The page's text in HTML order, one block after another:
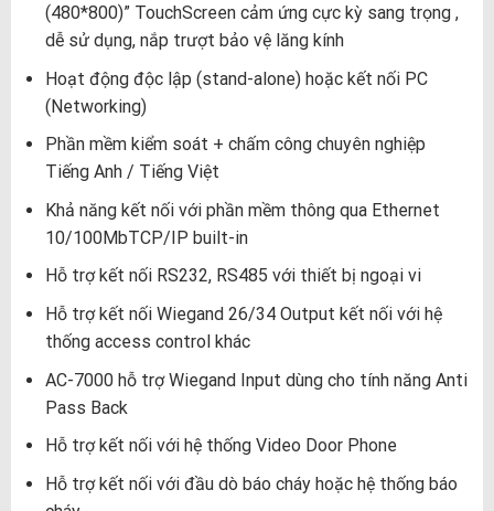
(480*800)” TouchScreen cảm ứng cực kỳ sang trọng ,
dễ sử dụng, nắp trượt bảo vệ lăng kính
Hoạt động độc lập (stand-alone) hoặc kết nối PC
(Networking)
Phần mềm kiểm soát + chấm công chuyên nghiệp
Tiếng Anh / Tiếng Việt
Khả năng kết nối với phần mềm thông qua Ethernet
10/100MbTCP/IP built-in
Hỗ trợ kết nối RS232, RS485 với thiết bị ngoại vi
Hỗ trợ kết nối Wiegand 26/34 Output kết nối với hệ
thống access control khác
AC-7000 hỗ trợ Wiegand Input dùng cho tính năng Anti
Pass Back
Hỗ trợ kết nối với hệ thống Video Door Phone
Hỗ trợ kết nối với đầu dò báo cháy hoặc hệ thống báo